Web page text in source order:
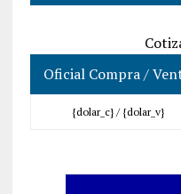
Oficial Compra /
{dolar_c} / {dolar_v}